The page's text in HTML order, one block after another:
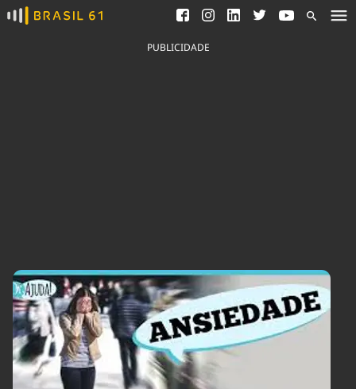
Ver todas as notícias
Saneamento
Indicadores
Agronegócios
Brasil
Brasil Mineral
Ciência &
Tecnologia
Cinema
Comportamento
Cultura
Economia
Educação
Infraestrutura
Internacional
Meio Ambiente
Podcast
Política
Saúde
Tempo
PUBLICIDADE